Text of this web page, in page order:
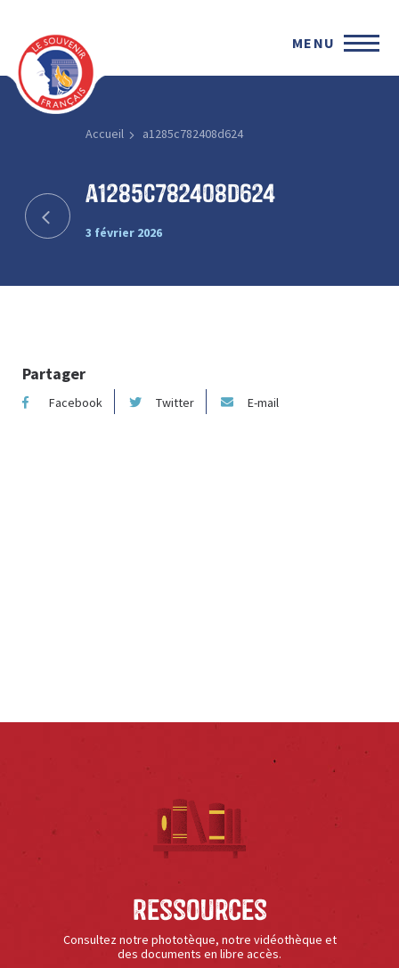
MENU
Accueil a1285c782408d624
a1285c782408d624
3 février 2026
Partager
Facebook Twitter E-mail
Ressources
Consultez notre phototèque, notre vidéothèque et
des documents en libre accès.